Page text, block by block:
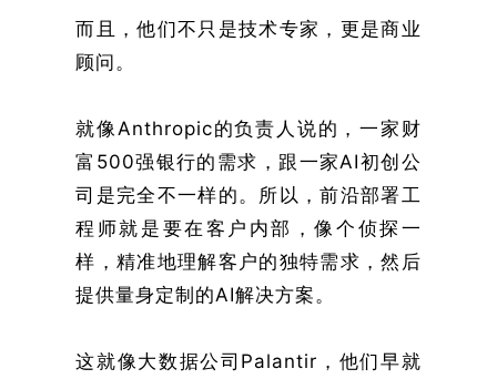
而且，他们不只是技术专家，更是商业
顾问。
就像Anthropic的负责人说的，一家财
富500强银行的需求，跟一家AI初创公
司是完全不一样的。所以，前沿部署工
程师就是要在客户内部，像个侦探一
样，精准地理解客户的独特需求，然后
提供量身定制的AI解决方案。
这就像大数据公司Palantir，他们早就